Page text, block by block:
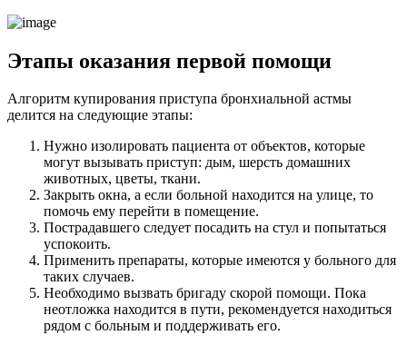
Этапы оказания первой помощи
Алгоритм купирования приступа бронхиальной астмы
делится на следующие этапы:
Нужно изолировать пациента от объектов, которые
могут вызывать приступ: дым, шерсть домашних
животных, цветы, ткани.
Закрыть окна, а если больной находится на улице, то
помочь ему перейти в помещение.
Пострадавшего следует посадить на стул и попытаться
успокоить.
Применить препараты, которые имеются у больного для
таких случаев.
Необходимо вызвать бригаду скорой помощи. Пока
неотложка находится в пути, рекомендуется находиться
рядом с больным и поддерживать его.